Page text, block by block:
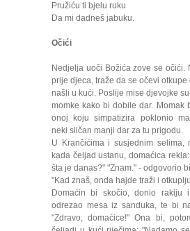
Pružiću ti bjelu ruku
Da mi dadneš jabuku.
Očići
Nedjelja uoči Božića zove se
prije djeca, traže da se očevi
našli u kući. Poslije mise djevojke
momke kako bi dobile dar. Momak
onoj koju simpatizira poklonio
neki sličan manji dar za tu prigodu.
U Krančićima i susjednim selima,
kada čeljad ustanu, domaćica
šta je danas?" "Znam." - odgovorio
"Kad znaš, onda hajde traži i
Domaćin bi skočio, donio rakiju
odrezao mesa iz sanduka, te bi
"Zdravo, domaćice!" Ona bi,